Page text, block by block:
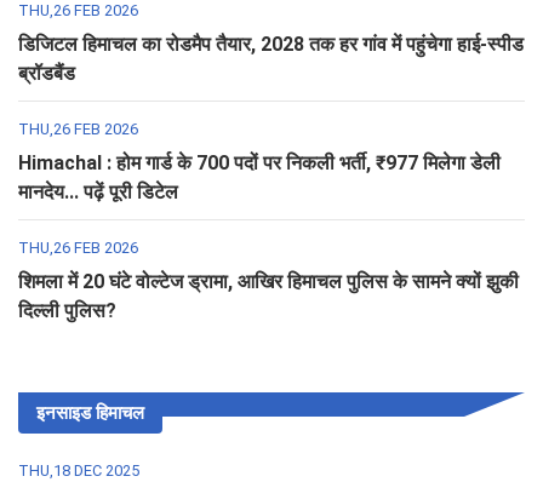
THU,26 FEB 2026
डिजिटल हिमाचल का रोडमैप तैयार, 2028 तक हर गांव में पहुंचेगा हाई-स्पीड
ब्रॉडबैंड
THU,26 FEB 2026
Himachal : होम गार्ड के 700 पदों पर निकली भर्ती, ₹977 मिलेगा डेली
मानदेय... पढ़ें पूरी डिटेल
THU,26 FEB 2026
शिमला में 20 घंटे वोल्टेज ड्रामा, आखिर हिमाचल पुलिस के सामने क्यों झुकी
दिल्ली पुलिस?
इनसाइड हिमाचल
THU,18 DEC 2025